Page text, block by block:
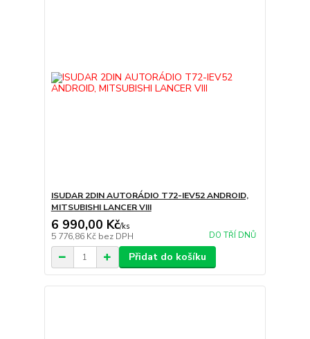
ISUDAR 2DIN AUTORÁDIO T72-IEV52 ANDROID,
MITSUBISHI LANCER VIII
6 990,00 Kč/ks
5 776,86 Kč bez DPH DO TŘÍ DNŮ
Přidat do košíku